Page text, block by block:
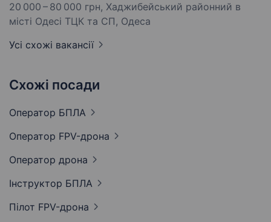
20 000 – 80 000 грн, Хаджибейський районний в
місті Одесі ТЦК та СП, Одеса
Усі схожі вакансії
Схожі посади
Оператор БПЛА
Оператор FPV-дрона
Оператор дрона
Інструктор БПЛА
Пілот FPV-дрона